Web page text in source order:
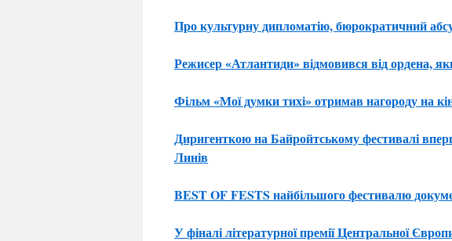
Про культурну дипломатію, бюрократичний
Режисер «Атлантиди» відмовився від ордена,
Фільм «Мої думки тихі» отримав нагороду на
Диригенткою на Байройтському фестивалі
Линів
BEST OF FESTS найбільшого фестивалю
У фіналі літературної премії Центральної